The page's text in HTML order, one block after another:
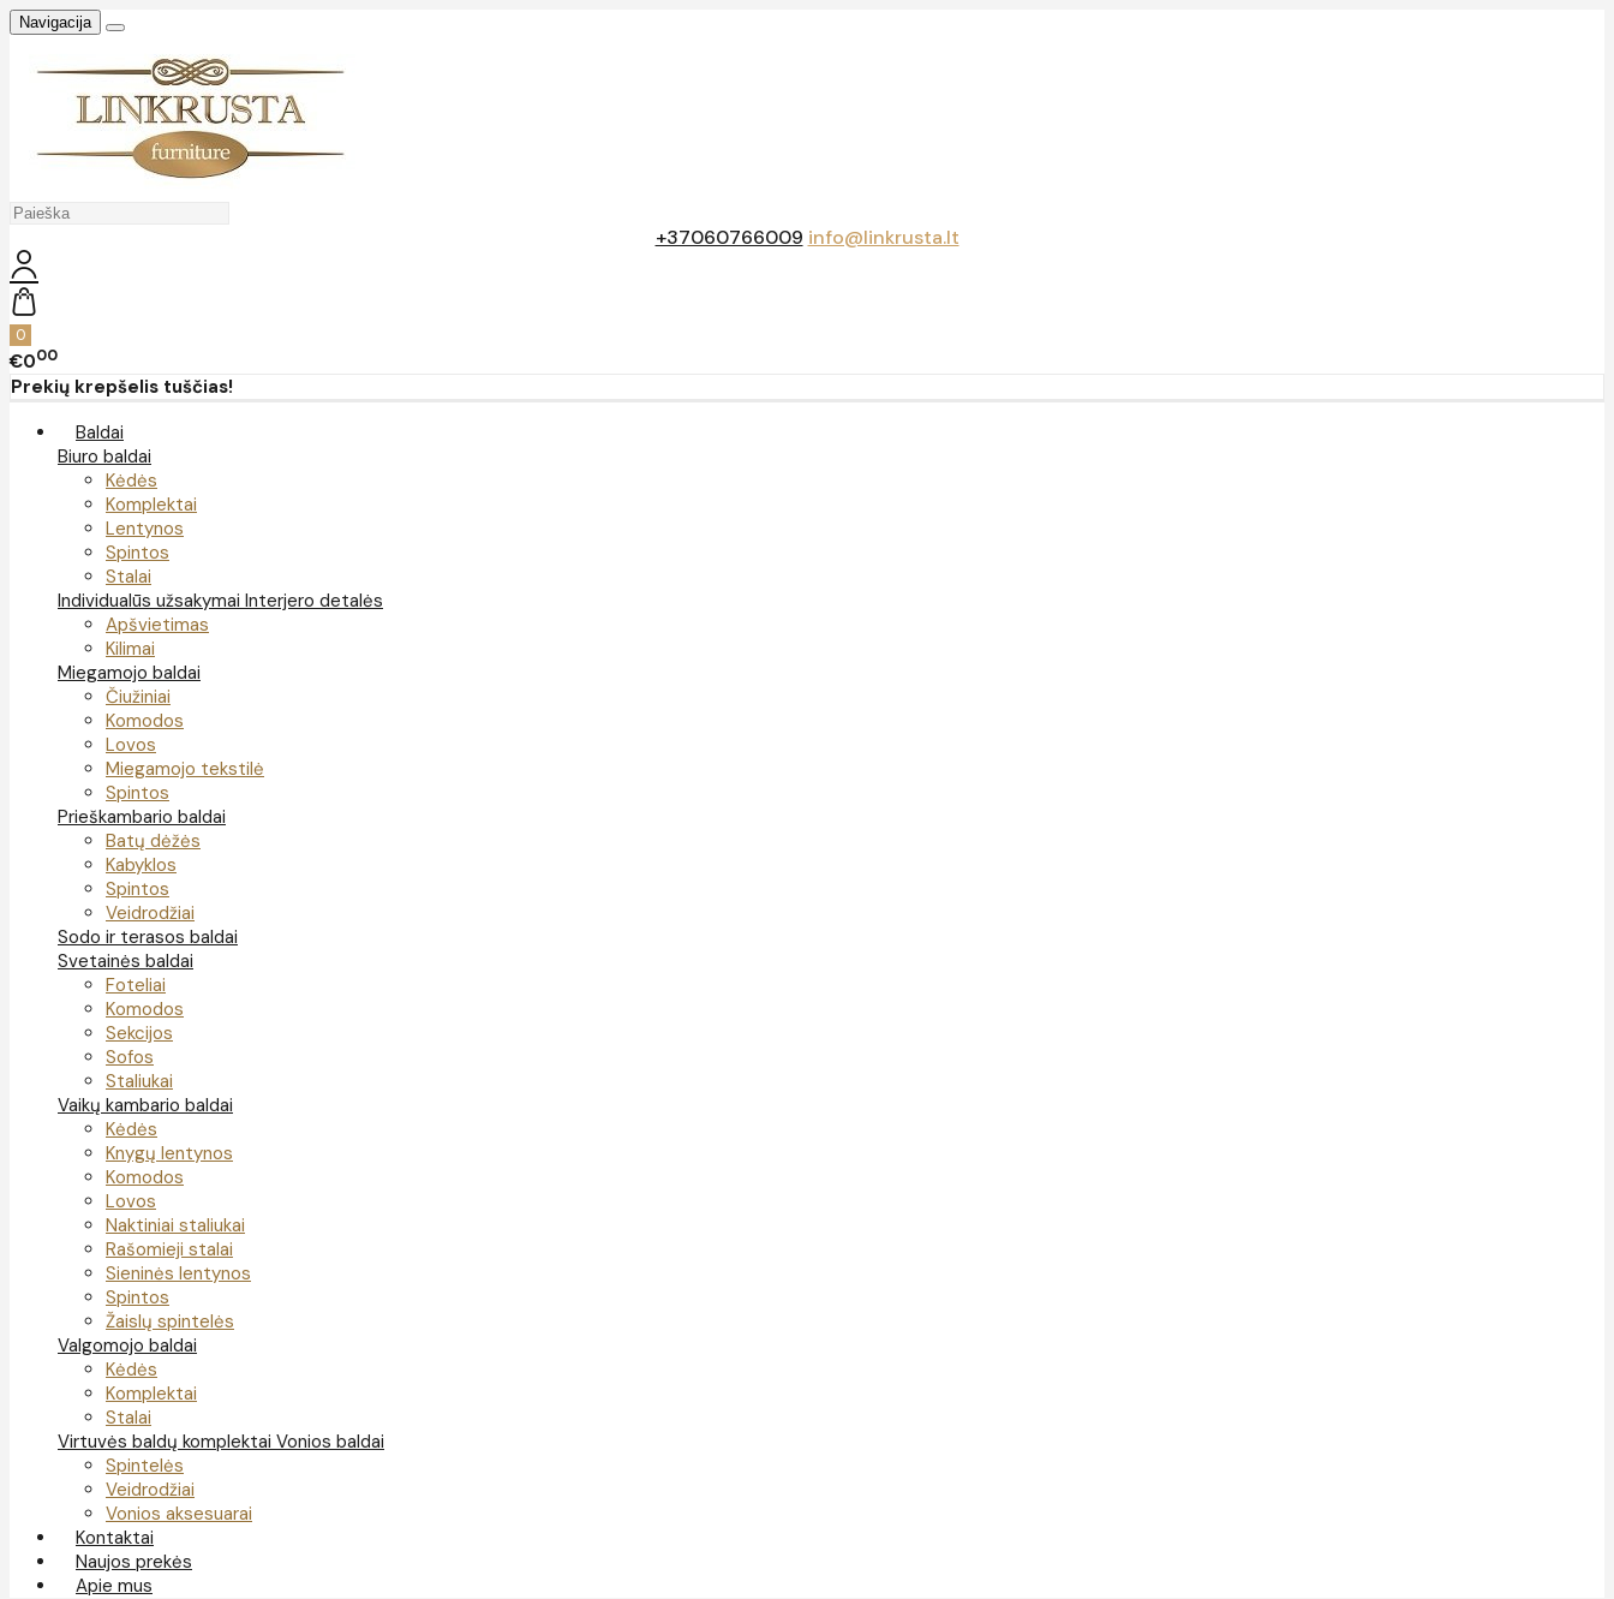
Navigacija
+37060766009 info@linkrusta.lt
0
€000
Prekių krepšelis tuščias!
Baldai
Biuro baldai
Kėdės
Komplektai
Lentynos
Spintos
Stalai
Individualūs užsakymai Interjero detalės
Apšvietimas
Kilimai
Miegamojo baldai
Čiužiniai
Komodos
Lovos
Miegamojo tekstilė
Spintos
Prieškambario baldai
Batų dėžės
Kabyklos
Spintos
Veidrodžiai
Sodo ir terasos baldai
Svetainės baldai
Foteliai
Komodos
Sekcijos
Sofos
Staliukai
Vaikų kambario baldai
Kėdės
Knygų lentynos
Komodos
Lovos
Naktiniai staliukai
Rašomieji stalai
Sieninės lentynos
Spintos
Žaislų spintelės
Valgomojo baldai
Kėdės
Komplektai
Stalai
Virtuvės baldų komplektai Vonios baldai
Spintelės
Veidrodžiai
Vonios aksesuarai
Kontaktai
Naujos prekės
Apie mus